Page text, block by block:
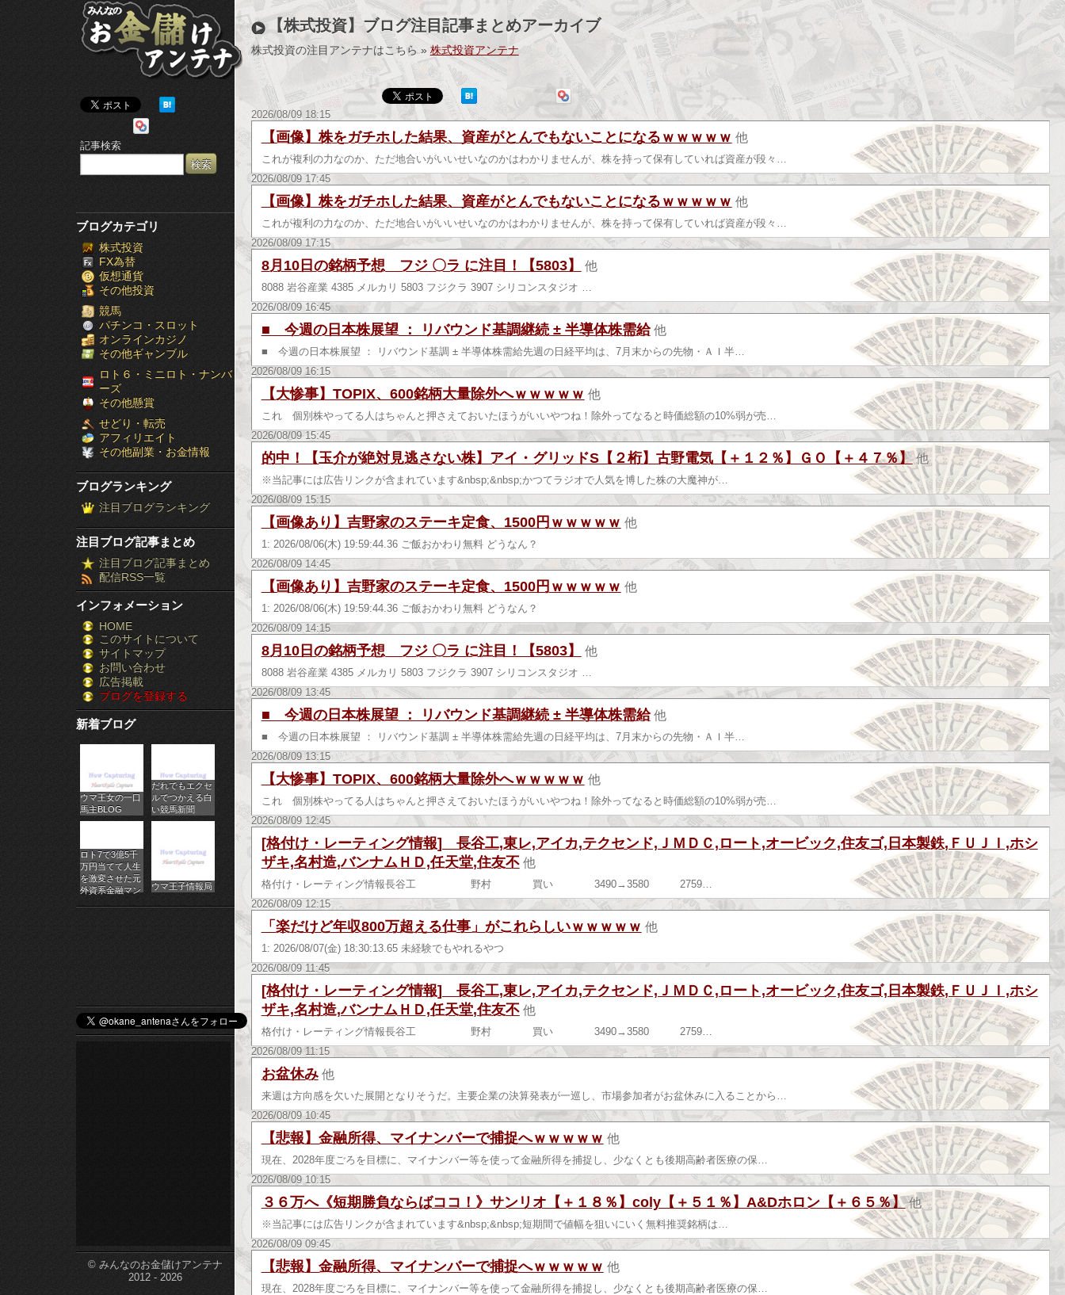
み
ん
な
の
お
金
け
ア
ン
テ
ナ
［ブ
ロ
グ
ラ
ン
キ
ン
グ］-
株
FX
競
馬
パ
チ
ス
ロ
オ
ン
ラ
イ
ン
カ
ジ
ノ
etc-
記事検索
ブログカテゴリ
株式投資
FX為替
仮想通貨
その他投資
競馬
パチンコ・スロット
オンラインカジノ
その他ギャンブル
ロト６・ミニロト・ナンバ
ーズ
その他懸賞
せどり・転売
アフィリエイト
その他副業・お金情報
ブログランキング
注目ブログランキング
注目ブログ記事まとめ
注目ブログ記事まとめ
配信RSS一覧
インフォメーション
HOME
このサイトについて
サイトマップ
お問い合わせ
広告掲載
ブログを登録する
新着ブログ
ウマ王女の一口
馬主BLOG
だれでもエクセ
ルでつかえる白
い競馬新聞
ロト7で3億5千
万円当てて人生
を激変させた元
外資系金融マン
ウマ王子情報局
© みんなのお金儲けアンテナ
2012 - 2026
【株式投資】ブログ注目記事まとめアーカイブ
株式投資の注目アンテナはこちら » 株式投資アンテナ
2026/08/09 18:15
【画像】株をガチホした結果、資産がとんでもないことになるｗｗｗｗｗ 他
これが複利の力なのか、ただ地合いがいいせいなのかはわかりませんが、株を持って保有していれば資産が段々…
2026/08/09 17:45
【画像】株をガチホした結果、資産がとんでもないことになるｗｗｗｗｗ 他
これが複利の力なのか、ただ地合いがいいせいなのかはわかりませんが、株を持って保有していれば資産が段々…
2026/08/09 17:15
8月10日の銘柄予想 フジ 〇ラ に注目！【5803】 他
8088 岩谷産業 4385 メルカリ 5803 フジクラ 3907 シリコンスタジオ …
2026/08/09 16:45
■ 今週の日本株展望 ： リバウンド基調継続 ± 半導体株需給 他
■ 今週の日本株展望 ： リバウンド基調 ± 半導体株需給先週の日経平均は、7月末からの先物・ＡＩ半…
2026/08/09 16:15
【大惨事】TOPIX、600銘柄大量除外へｗｗｗｗｗ 他
これ 個別株やってる人はちゃんと押さえておいたほうがいいやつね！除外ってなると時価総額の10%弱が売…
2026/08/09 15:45
的中！【玉介が絶対見逃さない株】アイ・グリッドS【２桁】古野電気【＋１２％】ＧＯ【＋４７％】 他
※当記事には広告リンクが含まれています&nbsp;&nbsp;かつてラジオで人気を博した株の大魔神が…
2026/08/09 15:15
【画像あり】吉野家のステーキ定食、1500円ｗｗｗｗｗ 他
1: 2026/08/06(木) 19:59:44.36 ご飯おかわり無料 どうなん？
2026/08/09 14:45
【画像あり】吉野家のステーキ定食、1500円ｗｗｗｗｗ 他
1: 2026/08/06(木) 19:59:44.36 ご飯おかわり無料 どうなん？
2026/08/09 14:15
8月10日の銘柄予想 フジ 〇ラ に注目！【5803】 他
8088 岩谷産業 4385 メルカリ 5803 フジクラ 3907 シリコンスタジオ …
2026/08/09 13:45
■ 今週の日本株展望 ： リバウンド基調継続 ± 半導体株需給 他
■ 今週の日本株展望 ： リバウンド基調 ± 半導体株需給先週の日経平均は、7月末からの先物・ＡＩ半…
2026/08/09 13:15
【大惨事】TOPIX、600銘柄大量除外へｗｗｗｗｗ 他
これ 個別株やってる人はちゃんと押さえておいたほうがいいやつね！除外ってなると時価総額の10%弱が売…
2026/08/09 12:45
[格付け・レーティング情報] 長谷工,東レ,アイカ,テクセンド,ＪＭＤＣ,ロート,オービック,住友ゴ,日本製鉄,ＦＵＪＩ,ホシ
ザキ,名村造,バンナムＨＤ,任天堂,住友不 他
格付け・レーティング情報長谷工 野村 買い 3490→3580 2759…
2026/08/09 12:15
「楽だけど年収800万超える仕事」がこれらしいｗｗｗｗｗ 他
1: 2026/08/07(金) 18:30:13.65 未経験でもやれるやつ
2026/08/09 11:45
[格付け・レーティング情報] 長谷工,東レ,アイカ,テクセンド,ＪＭＤＣ,ロート,オービック,住友ゴ,日本製鉄,ＦＵＪＩ,ホシ
ザキ,名村造,バンナムＨＤ,任天堂,住友不 他
格付け・レーティング情報長谷工 野村 買い 3490→3580 2759…
2026/08/09 11:15
お盆休み 他
来週は方向感を欠いた展開となりそうだ。主要企業の決算発表が一巡し、市場参加者がお盆休みに入ることから…
2026/08/09 10:45
【悲報】金融所得、マイナンバーで捕捉へｗｗｗｗｗ 他
現在、2028年度ごろを目標に、マイナンバー等を使って金融所得を捕捉し、少なくとも後期高齢者医療の保…
2026/08/09 10:15
３６万へ《短期勝負ならばココ！》サンリオ【＋１８％】coly【＋５１％】A&Dホロン【＋６５％】 他
※当記事には広告リンクが含まれています&nbsp;&nbsp;短期間で値幅を狙いにいく無料推奨銘柄は…
2026/08/09 09:45
【悲報】金融所得、マイナンバーで捕捉へｗｗｗｗｗ 他
現在、2028年度ごろを目標に、マイナンバー等を使って金融所得を捕捉し、少なくとも後期高齢者医療の保…